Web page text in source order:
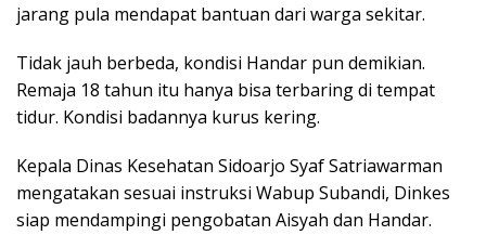
jarang pula mendapat bantuan dari warga sekitar.
Tidak jauh berbeda, kondisi Handar pun demikian.
Remaja 18 tahun itu hanya bisa terbaring di tempat
tidur. Kondisi badannya kurus kering.
Kepala Dinas Kesehatan Sidoarjo Syaf Satriawarman
mengatakan sesuai instruksi Wabup Subandi, Dinkes
siap mendampingi pengobatan Aisyah dan Handar.